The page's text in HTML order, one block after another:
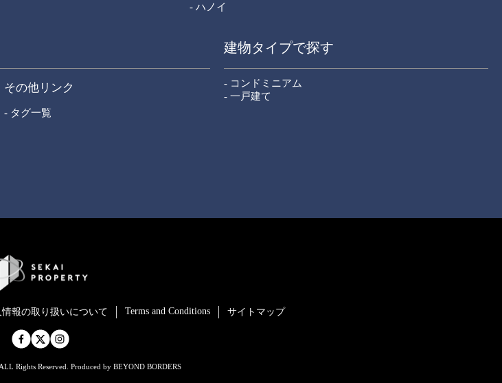
- ハノイ
その他リンク
- タグ一覧
建物タイプで探す
- コンドミニアム
- 一戸建て
情報の取り扱いについて Terms and Conditions サイトマップ
Rights Reserved. Produced by BEYOND BORDERS